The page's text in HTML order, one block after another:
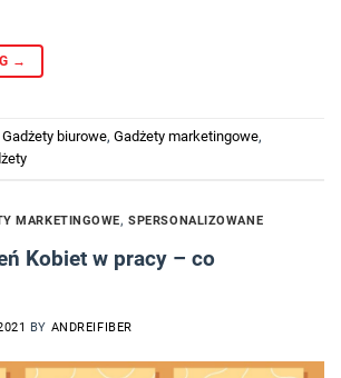
→
Gadżety biurowe, Gadżety marketingowe,
MARKETINGOWE,SPERSONALIZOWANE
Kobiet w pracy – co
BY ANDREIFIBER